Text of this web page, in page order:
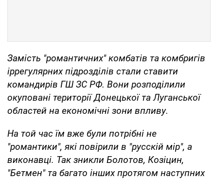
Замість "романтичних" комбатів та комбригів
іррегулярних підрозділів стали ставити
командирів ГШ ЗС РФ. Вони розподілили
окуповані території Донецької та Луганської
областей на економічні зони впливу.
На той час їм вже були потрібні не
"романтики", які повірили в "русскій мір", а
виконавці. Так зникли Болотов, Козіцин,
"Бетмен" та багато інших протягом наступних